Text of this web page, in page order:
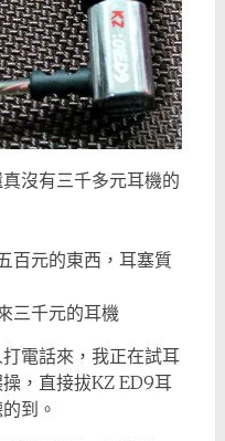
沒有三千多元耳機的
百元的東西，耳塞質
三千元的耳機
電話來，我正在試耳
，直接拔KZ ED9耳
到。